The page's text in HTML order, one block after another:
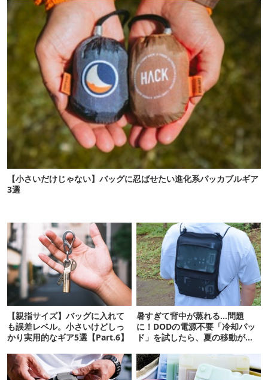
【小さいだけじゃない】バッグに忍ばせたい進化系パッカブルギア
3選
【親指サイズ】バッグに入れて
も誤差レベル。小さいけどしっ
かり実用的なギア5選【Part.6】
暑すぎて背中が蒸れる…問題
に！DODの電源不要「冷却パッ
ド」を試したら、夏の移動がラ